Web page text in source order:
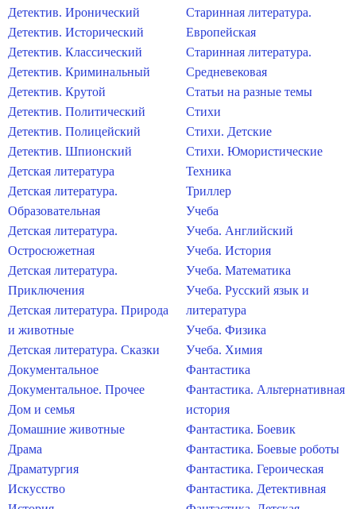
Детектив. Иронический
Детектив. Исторический
Детектив. Классический
Детектив. Криминальный
Детектив. Крутой
Детектив. Политический
Детектив. Полицейский
Детектив. Шпионский
Детская литература
Детская литература.
Образовательная
Детская литература.
Остросюжетная
Детская литература.
Приключения
Детская литература. Природа
и животные
Детская литература. Сказки
Документальное
Документальное. Прочее
Дом и семья
Домашние животные
Драма
Драматургия
Искусство
Старинная литература.
Европейская
Старинная литература.
Средневековая
Статьи на разные темы
Стихи
Стихи. Детские
Стихи. Юмористические
Техника
Триллер
Учеба
Учеба. Английский
Учеба. История
Учеба. Математика
Учеба. Русский язык и
литература
Учеба. Физика
Учеба. Химия
Фантастика
Фантастика. Альтернативная
история
Фантастика. Боевик
Фантастика. Боевые роботы
Фантастика. Героическая
Фантастика. Детективная